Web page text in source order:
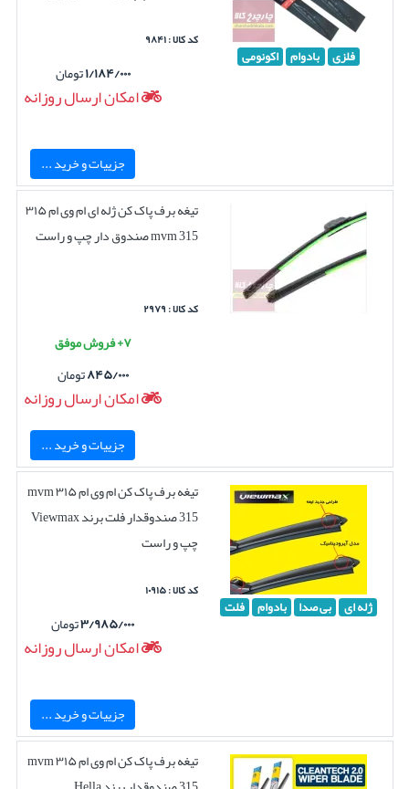
فلزی بادوام اکونومی
کد کالا : ۹۸۴۱
۱/۱۸۴/۰۰۰تومان
امکان ارسال روزانه
جزییات و خرید ...
تیغه برف پاک کن ژله ای ام وی ام ۳۱۵
mvm 315 صندوق دار چپ و راست
کد کالا : ۲۹۷۹
۷+ فروش موفق
۸۴۵/۰۰۰تومان
امکان ارسال روزانه
جزییات و خرید ...
ژله ای بی صدا بادوام فلت
تیغه برف پاک کن ام وی ام ۳۱۵ mvm
315 صندوقدار فلت برند Viewmax
چپ و راست
کد کالا : ۱۰۹۱۵
۳/۹۸۵/۰۰۰تومان
امکان ارسال روزانه
جزییات و خرید ...
تیغه برف پاک کن ام وی ام ۳۱۵ mvm